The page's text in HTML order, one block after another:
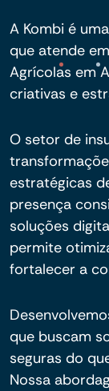
A Kombi é
que atende
Agrícolas em
criativas e
O setor de
estratégicas
presença
soluções
permite
fortalecer a
que buscam
seguras do
Nossa